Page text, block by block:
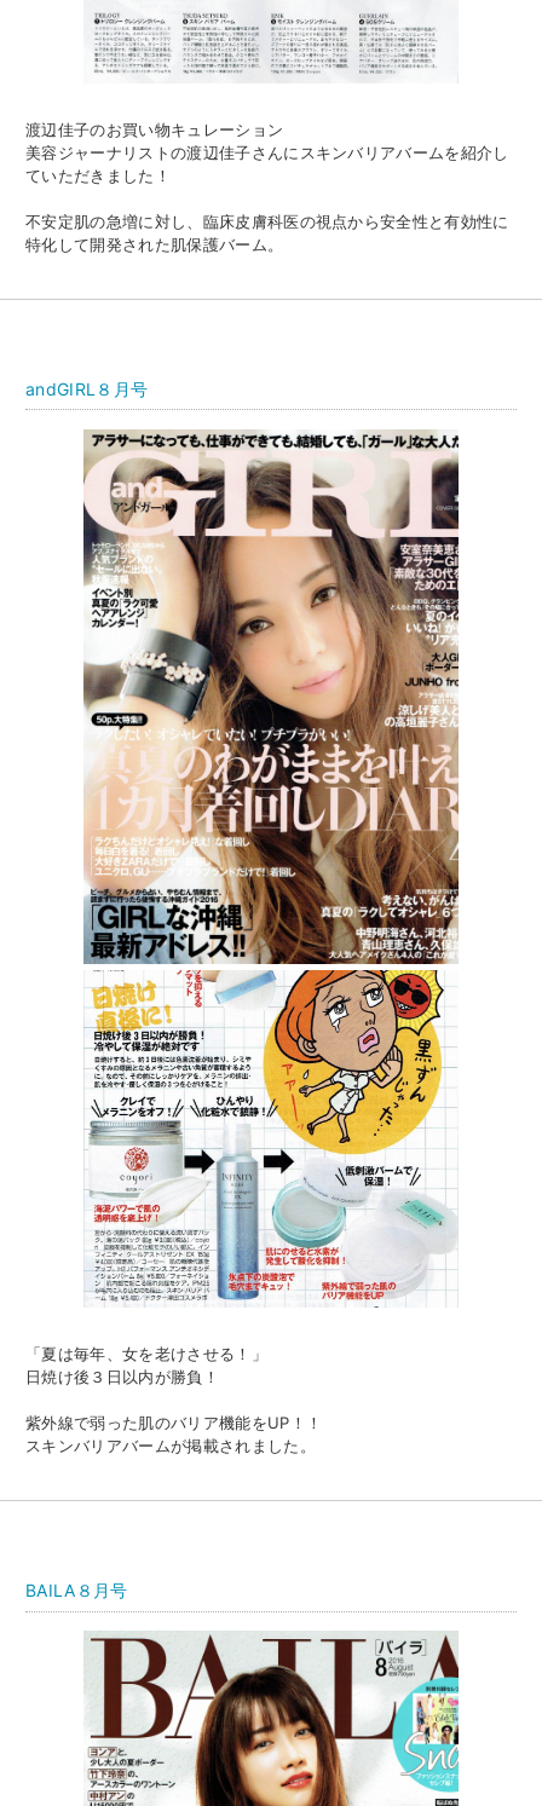
渡辺佳子のお買い物キュレーション
美容ジャーナリストの渡辺佳子さんにスキンバリアバームを紹介し
ていただきました！
不安定肌の急増に対し、臨床皮膚科医の視点から安全性と有効性に
特化して開発された肌保護バーム。
andGIRL８月号
「夏は毎年、女を老けさせる！」
日焼け後３日以内が勝負！
紫外線で弱った肌のバリア機能をUP！！
スキンバリアバームが掲載されました。
BAILA８月号